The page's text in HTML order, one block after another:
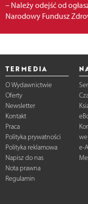
– Należy odejść od
Narodowy Fundusz
TERMEDIA
O Wydawnictwie
Oferty
Newsletter
Kontakt
Praca
Polityka prywatności
Polityka reklamowa
Napisz do nas
Nota prawna
Regulamin
e-